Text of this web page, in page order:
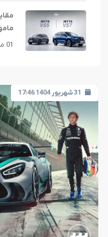
01 مرداد 1405 22:13